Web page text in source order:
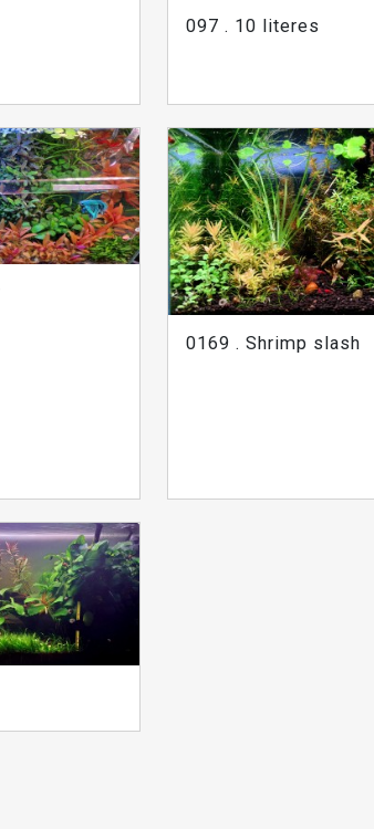
097 . 10 literes
0169 . Shrimp slash